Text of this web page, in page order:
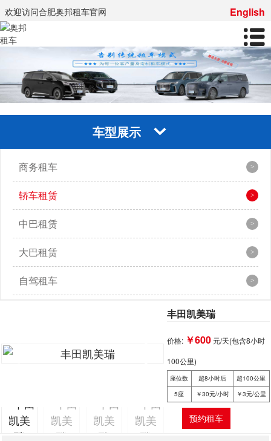
欢迎访问合肥奥邦租车官网 English
车型展示
商务租车
轿车租赁
中巴租赁
大巴租赁
自驾租车
丰田凯美瑞
价格: ￥600元/天(包含8小时
100公里)
座位数
5座
超8小时后
￥30元/小时
超100公里
￥3元/公里
预约租车